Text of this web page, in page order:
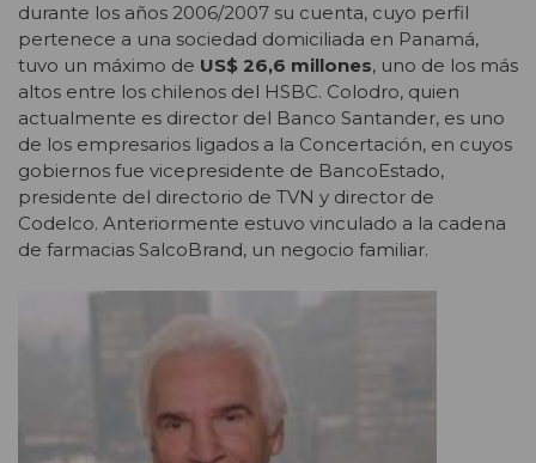
durante los años 2006/2007 su cuenta, cuyo perfil
pertenece a una sociedad domiciliada en Panamá,
tuvo un máximo de US$ 26,6 millones, uno de los más
altos entre los chilenos del HSBC. Colodro, quien
actualmente es director del Banco Santander, es uno
de los empresarios ligados a la Concertación, en cuyos
gobiernos fue vicepresidente de BancoEstado,
presidente del directorio de TVN y director de
Codelco. Anteriormente estuvo vinculado a la cadena
de farmacias SalcoBrand, un negocio familiar.